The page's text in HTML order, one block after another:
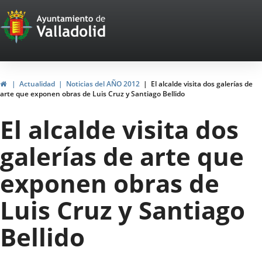
Portal
Web
del
Ayuntamiento
de
Valladolid
InicioActualidad Noticias del AÑO 2012
El alcalde visita dos galerías de
arte que exponen obras de Luis Cruz y Santiago Bellido
El alcalde visita dos
galerías de arte que
exponen obras de
Luis Cruz y Santiago
Bellido